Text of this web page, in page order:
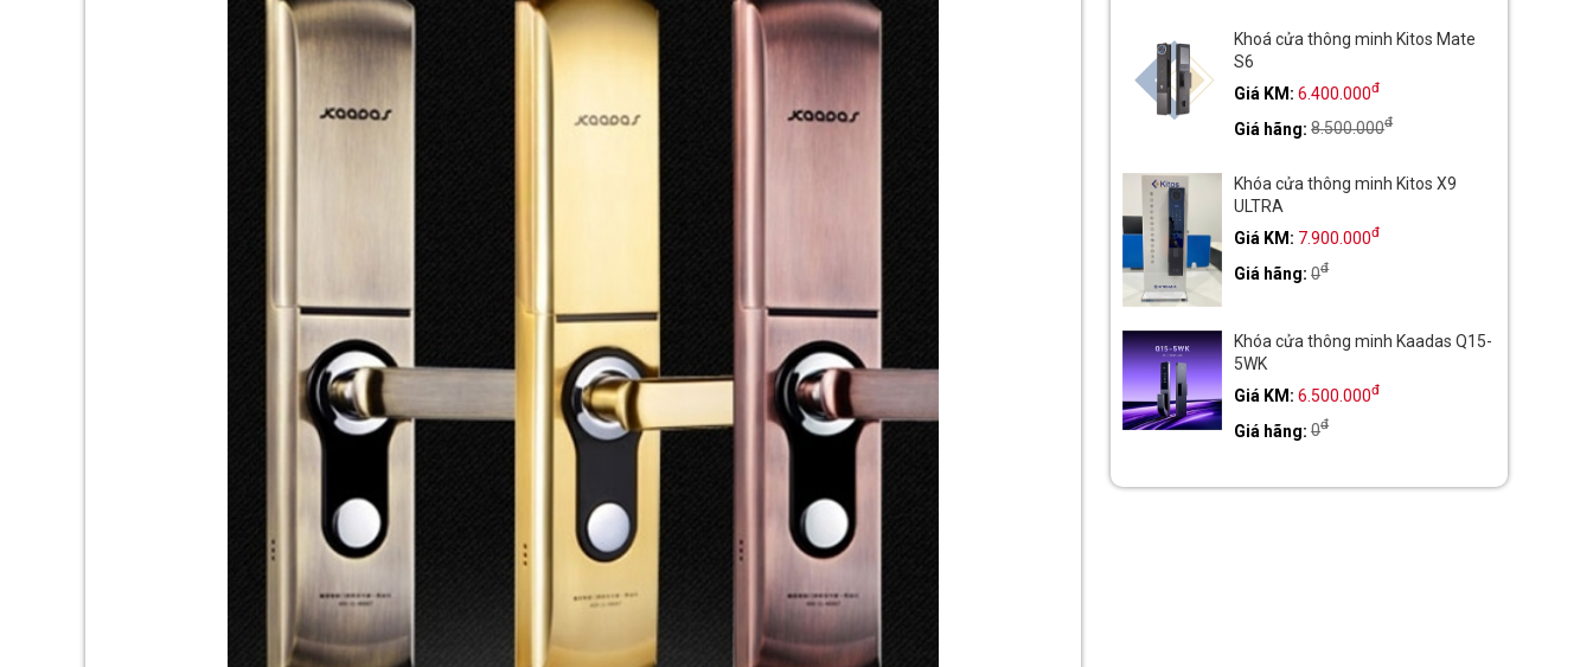
Khoá cửa thông minh Kitos Mate
S6
Giá KM:6.400.000đ
Giá hãng:8.500.000đ
Khóa cửa thông minh Kitos X9
ULTRA
Giá KM: 7.900.000đ
Giá hãng:0đ
Khóa cửa thông minh Kaadas Q15-
5WK
Giá KM:6.500.000đ
Giá hãng:0đ